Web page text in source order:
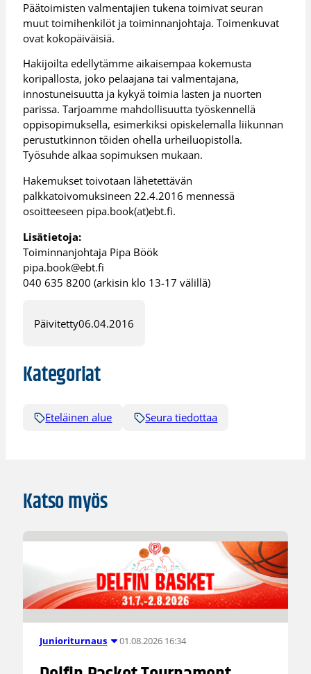
Päätoimisten valmentajien tukena toimivat seuran
muut toimihenkilöt ja toiminnanjohtaja. Toimenkuvat
ovat kokopäiväisiä.
Hakijoilta edellytämme aikaisempaa kokemusta
koripallosta, joko pelaajana tai valmentajana,
innostuneisuutta ja kykyä toimia lasten ja nuorten
parissa. Tarjoamme mahdollisuutta työskennellä
oppisopimuksella, esimerkiksi opiskelemalla liikunnan
perustutkinnon töiden ohella urheiluopistolla.
Työsuhde alkaa sopimuksen mukaan.
Hakemukset toivotaan lähetettävän
palkkatoivomuksineen 22.4.2016 mennessä
osoitteeseen pipa.book(at)ebt.fi.
Lisätietoja:
Toiminnanjohtaja Pipa Böök
pipa.book@ebt.fi
040 635 8200 (arkisin klo 13-17 välillä)
Päivitetty06.04.2016
Kategoriat
Eteläinen alue Seura tiedottaa
Katso myös
Junioriturnaus 01.08.2026 16:34